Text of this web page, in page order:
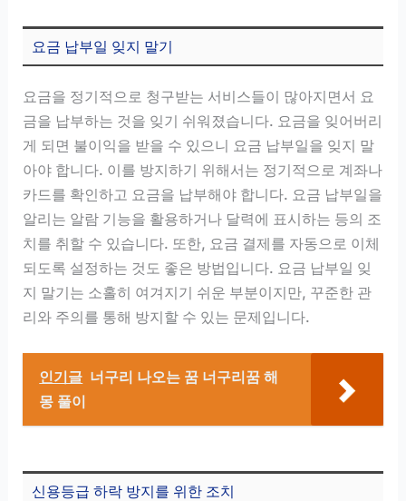
요금 납부일 잊지 말기
요금을 정기적으로 청구받는 서비스들이 많아지면서 요
금을 납부하는 것을 잊기 쉬워졌습니다. 요금을 잊어버리
게 되면 불이익을 받을 수 있으니 요금 납부일을 잊지 말
아야 합니다. 이를 방지하기 위해서는 정기적으로 계좌나
카드를 확인하고 요금을 납부해야 합니다. 요금 납부일을
알리는 알람 기능을 활용하거나 달력에 표시하는 등의 조
치를 취할 수 있습니다. 또한, 요금 결제를 자동으로 이체
되도록 설정하는 것도 좋은 방법입니다. 요금 납부일 잊
지 말기는 소홀히 여겨지기 쉬운 부분이지만, 꾸준한 관
리와 주의를 통해 방지할 수 있는 문제입니다.
인기글 너구리 나오는 꿈 너구리꿈 해
몽 풀이
신용등급 하락 방지를 위한 조치